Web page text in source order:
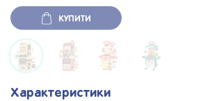
КУПИТИ
Характеристики